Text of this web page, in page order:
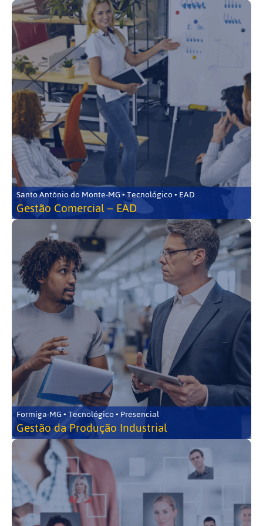
Santo Antônio do Monte-MG • Tecnológico • EAD
Gestão Comercial – EAD
Formiga-MG • Tecnológico • Presencial
Gestão da Produção Industrial